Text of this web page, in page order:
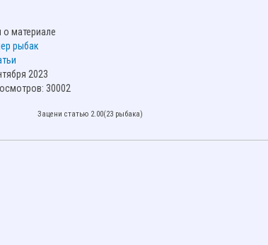
материале
рыбак
2023
30002
Зацени статью 2.00(23 рыбака)